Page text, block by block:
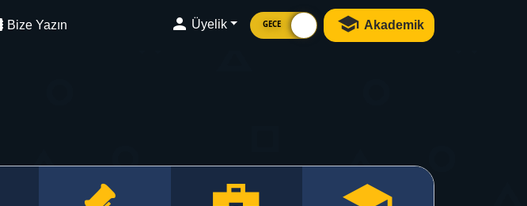
Bize Yazın Üyelik GECE Akademik